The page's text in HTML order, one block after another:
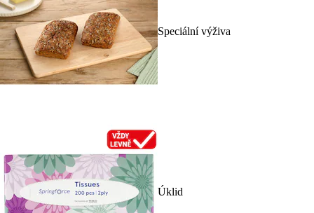
Speciální výživa
Úklid